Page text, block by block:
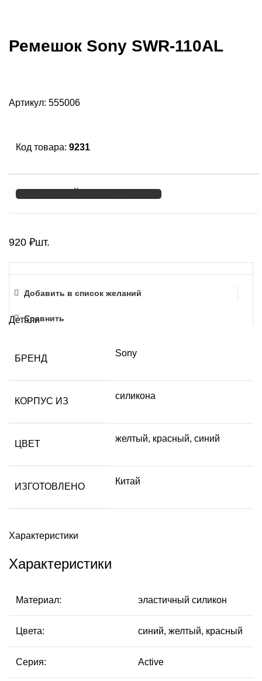
Ремешок Sony SWR-110AL
Артикул: 555006
Код товара: 9231
920 ₽шт.
Добавить в список желаний
Сравнить
Детали
БРЕНД
Sony
КОРПУС ИЗ
силикона
ЦВЕТ
желтый, красный, синий
ИЗГОТОВЛЕНО
Китай
Характеристики
Характеристики
Материал: эластичный силикон
Цвета: синий, желтый, красный
Серия: Active